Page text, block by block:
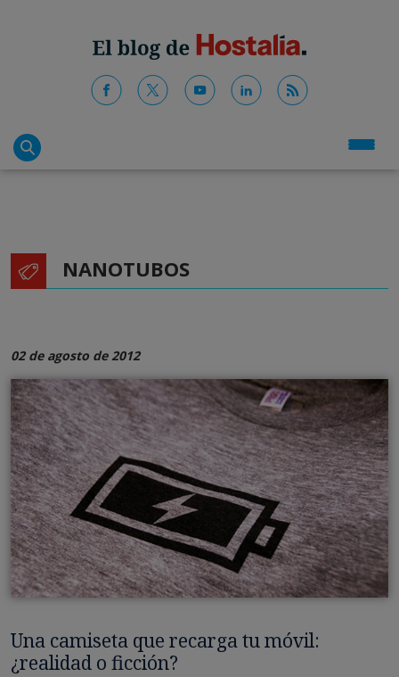
NANOTUBOS
02 de agosto de 2012
Una camiseta que recarga tu móvil:
¿realidad o ficción?